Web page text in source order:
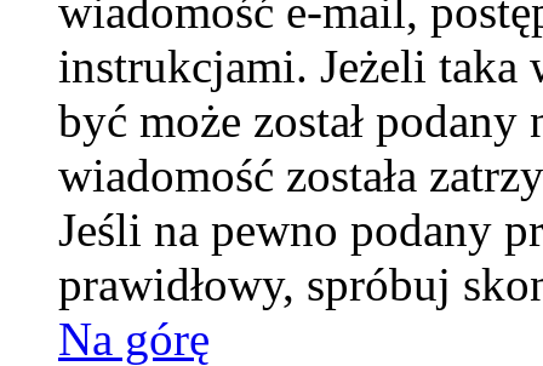
wiadomość e-mail,
instrukcjami. Jeżeli taka
być może został
wiadomość została
Jeśli na pewno podany
prawidłowy, spróbuj
Na górę